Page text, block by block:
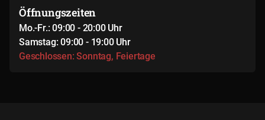
Öffnungszeiten
Mo.-Fr.: 09:00 - 20:00 Uhr
Samstag: 09:00 - 19:00 Uhr
Geschlossen: Sonntag, Feiertage